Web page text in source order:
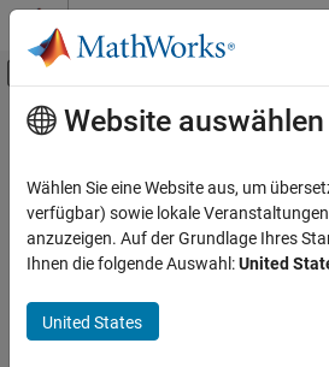
Weiter zum Inhalt
Umschaltung für Off-
Startseite der Dokumentation
Hauptinhalt
How useful was this
Website auswählen
Wählen Sie eine Website aus, um
verfügbar) sowie lokale
anzuzeigen. Auf der Grundlage Ihres
Ihnen die folgende Auswahl:United
United States